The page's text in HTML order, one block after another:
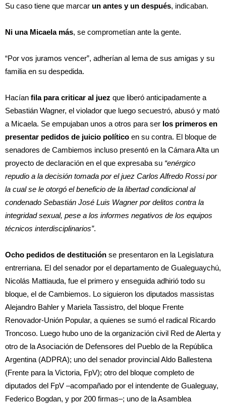
Su caso tiene que marcar un antes y un después, indicaban.
Ni una Micaela más, se comprometían ante la gente.
“Por vos juramos vencer”, adherían al lema de sus amigas y su
familia en su despedida.
Hacían fila para criticar al juez que liberó anticipadamente a
Sebastián Wagner, el violador que luego secuestró, abusó y mató
a Micaela. Se empujaban unos a otros para ser los primeros en
presentar pedidos de juicio político en su contra. El bloque de
senadores de Cambiemos incluso presentó en la Cámara Alta un
proyecto de declaración en el que expresaba su “enérgico
repudio a la decisión tomada por el juez Carlos Alfredo Rossi por
la cual se le otorgó el beneficio de la libertad condicional al
condenado Sebastián José Luis Wagner por delitos contra la
integridad sexual, pese a los informes negativos de los equipos
técnicos interdisciplinarios”.
Ocho pedidos de destitución se presentaron en la Legislatura
entrerriana. El del senador por el departamento de Gualeguaychú,
Nicolás Mattiauda, fue el primero y enseguida adhirió todo su
bloque, el de Cambiemos. Lo siguieron los diputados massistas
Alejandro Bahler y Mariela Tassistro, del bloque Frente
Renovador-Unión Popular, a quienes se sumó el radical Ricardo
Troncoso. Luego hubo uno de la organización civil Red de Alerta y
otro de la Asociación de Defensores del Pueblo de la República
Argentina (ADPRA); uno del senador provincial Aldo Ballestena
(Frente para la Victoria, FpV); otro del bloque completo de
diputados del FpV –acompañado por el intendente de Gualeguay,
Federico Bogdan, y por 200 firmas–; uno de la Asamblea